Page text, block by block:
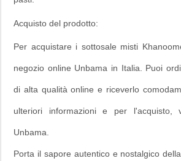
Acquisto del prodotto:
Per acquistare i sottosale misti
negozio online Unbama in Italia. Puoi
di alta qualità online e riceverlo
ulteriori informazioni e per
Unbama.
Porta il sapore autentico e nostalgico